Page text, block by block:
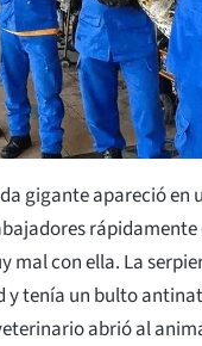
gigante apareció en
mal con ella. La
tenía un bulto
abrió al